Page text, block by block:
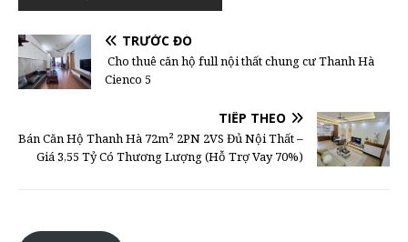
TRƯỚC ĐÓ
Cho thuê căn hộ full nội thất chung cư Thanh Hà
Cienco 5
TIẾP THEO
Bán Căn Hộ Thanh Hà 72m² 2PN 2VS Đủ Nội Thất –
Giá 3,55 Tỷ Có Thương Lượng (Hỗ Trợ Vay 70%)